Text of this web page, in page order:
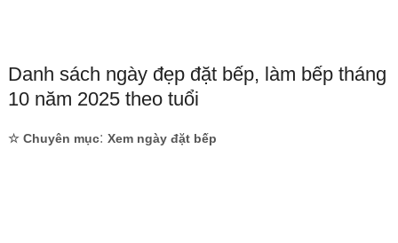
Danh sách ngày đẹp đặt bếp, làm bếp tháng
10 năm 2025 theo tuổi
☆ Chuyên mục: Xem ngày đặt bếp